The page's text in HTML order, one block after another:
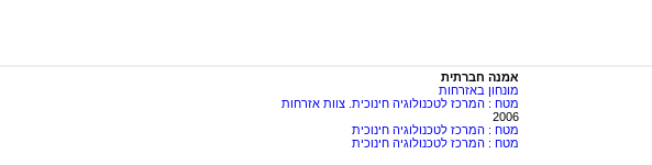
אמנה חברתית
מונחון באזרחות
מטח : המרכז לטכנולוגיה חינוכית. צוות אזרחות
2006
מטח : המרכז לטכנולוגיה חינוכית
מטח : המרכז לטכנולוגיה חינוכית